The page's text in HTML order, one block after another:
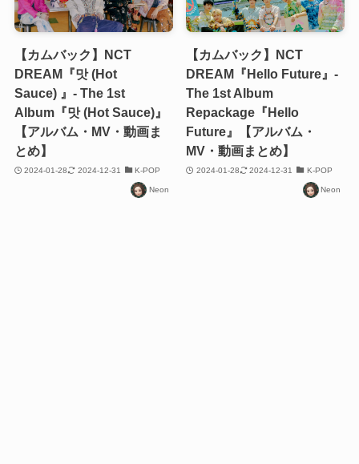
【カムバック】NCT
DREAM『맛 (Hot
Sauce) 』- The 1st
Album『맛 (Hot Sauce)』
【アルバム・MV・動画ま
とめ】
2024-01-28 2024-12-31 K-POP
Neon
【カムバック】NCT
DREAM『Hello Future』-
The 1st Album
Repackage『Hello
Future』【アルバム・
MV・動画まとめ】
2024-01-28 2024-12-31 K-POP
Neon